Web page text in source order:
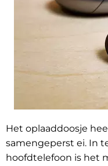
Het oplaaddoosje
samengeperst ei. In
hoofdtelefoon is het